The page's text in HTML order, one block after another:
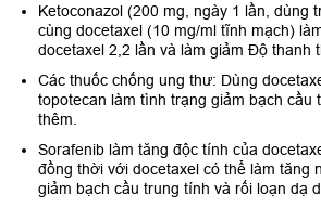
Ketoconazol (200 mg, ngày 1 lần, dùng
cùng docetaxel (10 mg/ml tĩnh mạch)
docetaxel 2,2 lần và làm giảm Độ thanh
Các thuốc chống ung thư: Dùng
topotecan làm tình trạng giảm bạch cầu
thêm.
Sorafenib làm tăng độc tính của
đồng thời với docetaxel có thể làm tăng
giảm bạch cầu trung tính và rối loạn dạ